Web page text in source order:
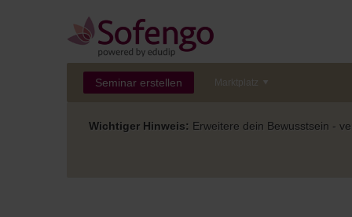
Seminar erstellen Marktplatz
Wichtiger Hinweis: Erweitere dein Bewusstsein -